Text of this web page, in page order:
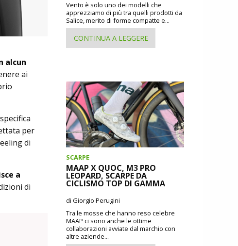
alcun
ai
per
di
a
di
Vento è solo uno dei modelli che
apprezziamo di più tra quelli prodotti da
Salice, merito di forme compatte e...
CONTINUA A LEGGERE
SCARPE
MAAP X QUOC, M3 PRO
LEOPARD, SCARPE DA
CICLISMO TOP DI GAMMA
di Giorgio Perugini
Tra le mosse che hanno reso celebre
MAAP ci sono anche le ottime
collaborazioni avviate dal marchio con
altre aziende...